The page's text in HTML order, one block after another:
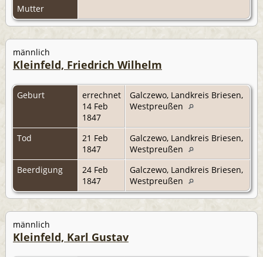
Mutter
männlich
Kleinfeld, Friedrich Wilhelm
Geburt
errechnet
14 Feb
1847
Galczewo, Landkreis Briesen,
Westpreußen
Tod
21 Feb
1847
Galczewo, Landkreis Briesen,
Westpreußen
Beerdigung
24 Feb
1847
Galczewo, Landkreis Briesen,
Westpreußen
männlich
Kleinfeld, Karl Gustav